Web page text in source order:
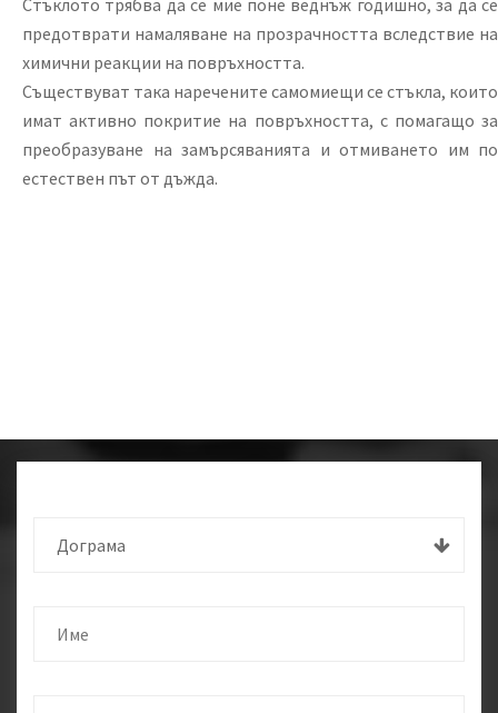
Стъклото трябва да се мие поне веднъж годишно, за да се
предотврати намаляване на прозрачността вследствие на
химични реакции на повръхността.
Съществуват така наречените самомиещи се стъкла, които
имат активно покритие на повръхността, с помагащо за
преобразуване на замърсяванията и отмиването им по
естествен път от дъжда.
Дограма